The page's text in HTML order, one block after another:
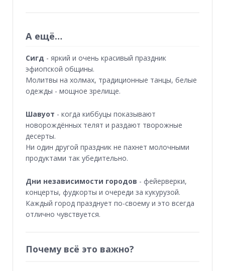
А ещё…
Сигд - яркий и очень красивый праздник
эфиопской общины.
Молитвы на холмах, традиционные танцы, белые
одежды - мощное зрелище.
Шавуот - когда киббуцы показывают
новорождённых телят и раздают творожные
десерты.
Ни один другой праздник не пахнет молочными
продуктами так убедительно.
Дни независимости городов - фейерверки,
концерты, фудкорты и очереди за кукурузой.
Каждый город празднует по-своему и это всегда
отлично чувствуется.
Почему всё это важно?